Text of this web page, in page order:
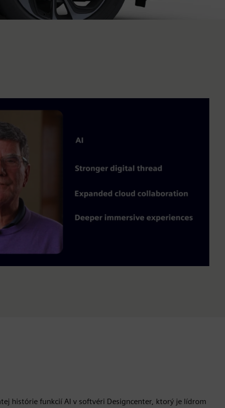
histórie funkcií AI v softvéri Designcenter, ktorý je lídrom